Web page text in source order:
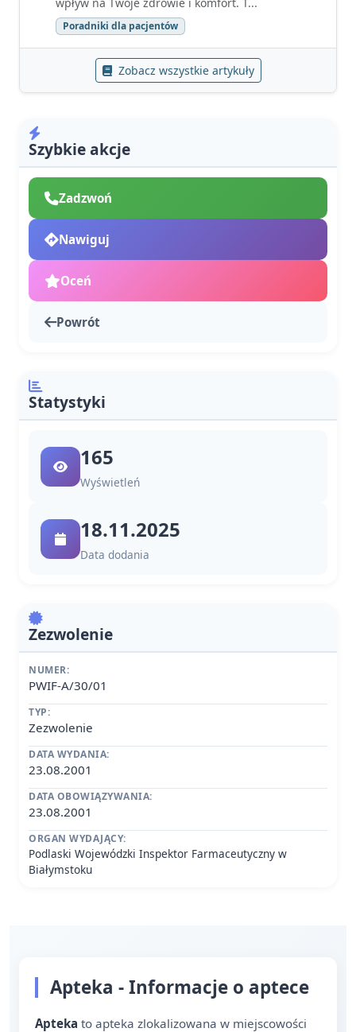
Poradniki dla pacjentów
Zobacz wszystkie artykuły
Szybkie akcje
Zadzwoń
Nawiguj
Oceń
Powrót
Statystyki
165
Wyświetleń
18.11.2025
Data dodania
Zezwolenie
NUMER:
PWIF-A/30/01
TYP:
Zezwolenie
DATA WYDANIA:
23.08.2001
DATA OBOWIĄZYWANIA:
23.08.2001
ORGAN WYDAJĄCY:
Podlaski Wojewódzki Inspektor Farmaceutyczny w
Białymstoku
Apteka - Informacje o aptece
Apteka to apteka zlokalizowana w miejscowości